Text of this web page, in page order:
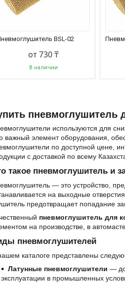
BSL-02
от 730 ₸
В наличии
пневмоглушитель
используются для
важный элемент оборудования,
по доступной цене,
с доставкой по всему
такое пневмоглушитель и
— это устройство,
на выходные
предотвращает попадание
пневмоглушитель для
на производстве, в
пневмоглушителей
каталоге представлены
Латунные пневмоглушители —
эксплуатации в промышленных